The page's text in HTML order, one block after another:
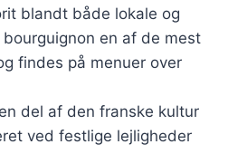
blandt både lokale og
en af de mest
findes på menuer over
del af den franske kultur
ved festlige lejligheder